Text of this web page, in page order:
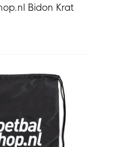
Bidon Krat